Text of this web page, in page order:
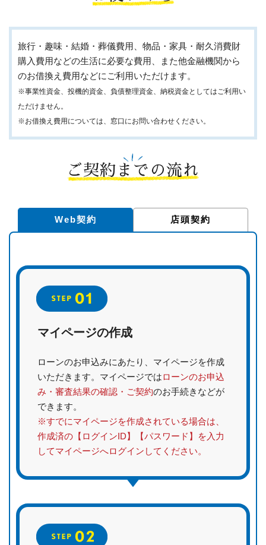
旅行・趣味・結婚・葬儀費用、物品・家具・耐久消費財
購入費用などの生活に必要な費用、また他金融機関から
のお借換え費用などにご利用いただけます。
※事業性資金、投機的資金、負債整理資金、納税資金としてはご利用い
ただけません。
※お借換え費用については、窓口にお問い合わせください。
ご契約までの流れ
Web契約 店頭契約
マイページの作成
ローンのお申込みにあたり、マイページを作成
いただきます。マイページではローンのお申込
み・審査結果の確認・ご契約のお手続きなどが
できます。
※すでにマイページを作成されている場合は、
作成済の【ログインID】【パスワード】を入力
してマイページへログインしてください。